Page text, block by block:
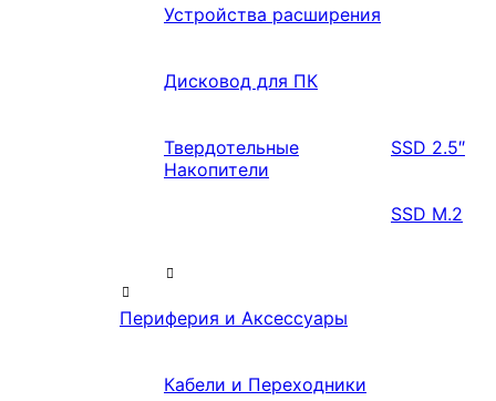
Устройства расширения
Дисковод для ПК
Твердотельные
Накопители
SSD 2.5″
SSD M.2
Периферия и Аксессуары
Кабели и Переходники